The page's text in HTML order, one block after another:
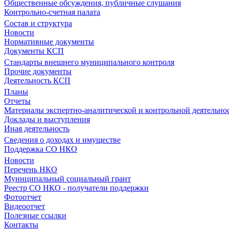
Общественные обсуждения, публичные слушания
Контрольно-счетная палата
Состав и структура
Новости
Нормативные документы
Документы КСП
Стандарты внешнего муниципального контроля
Прочие документы
Деятельность КСП
Планы
Отчеты
Материалы экспертно-аналитической и контрольной
Доклады и выступления
Иная деятельность
Сведения о доходах и имуществе
Поддержка СО НКО
Новости
Перечень НКО
Муниципальный социальный грант
Реестр СО НКО - получатели поддержки
Фотоотчет
Видеоотчет
Полезные ссылки
Контакты